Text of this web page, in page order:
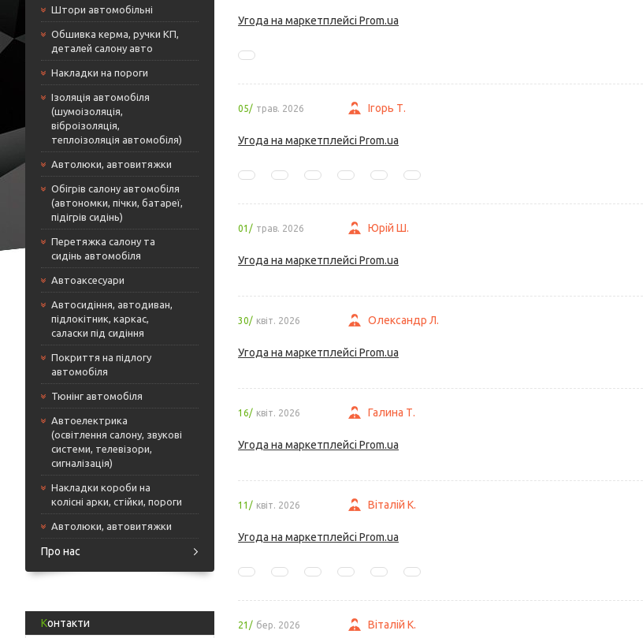
Штори автомобільні
Обшивка керма, ручки КП,
деталей салону авто
Накладки на пороги
Ізоляція автомобіля
(шумоізоляція,
віброізоляція,
теплоізоляція автомобіля)
Автолюки, автовитяжки
Обігрів салону автомобіля
(автономки, пічки, батареї,
підігрів сидінь)
Перетяжка салону та
сидінь автомобіля
Автоаксесуари
Автосидіння, автодиван,
підлокітник, каркас,
саласки під сидіння
Покриття на підлогу
автомобіля
Тюнінг автомобіля
Автоелектрика
(освітлення салону, звукові
системи, телевізори,
сигналізація)
Накладки короби на
колісні арки, стійки, пороги
Автолюки, автовитяжки
Про нас
Контакти
Угода на маркетплейсі Prom.ua
05/ трав. 2026 Ігорь Т.
Угода на маркетплейсі Prom.ua
01/ трав. 2026 Юрій Ш.
Угода на маркетплейсі Prom.ua
30/ квіт. 2026 Олександр Л.
Угода на маркетплейсі Prom.ua
16/ квіт. 2026 Галина Т.
Угода на маркетплейсі Prom.ua
11/ квіт. 2026 Віталій К.
Угода на маркетплейсі Prom.ua
21/ бер. 2026 Віталій К.